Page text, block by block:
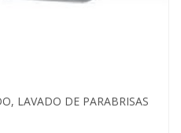
LAVADO DE PARABRISAS